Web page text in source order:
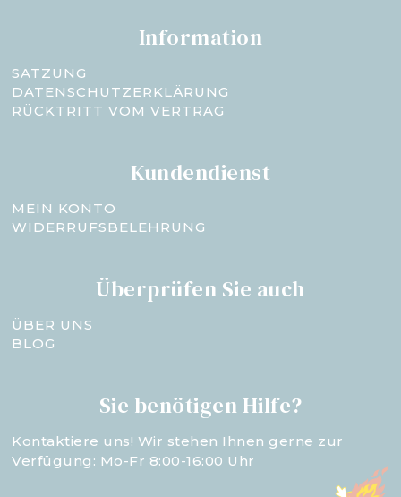
Information
SATZUNG
DATENSCHUTZERKLÄRUNG
RÜCKTRITT VOM VERTRAG
Kundendienst
MEIN KONTO
WIDERRUFSBELEHRUNG
Überprüfen Sie auch
ÜBER UNS
BLOG
Sie benötigen Hilfe?
Kontaktiere uns! Wir stehen Ihnen gerne zur
Verfügung: Mo-Fr 8:00-16:00 Uhr